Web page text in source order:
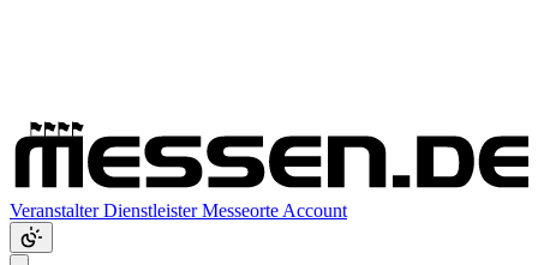
VeranstalterDienstleisterMesseorte Account